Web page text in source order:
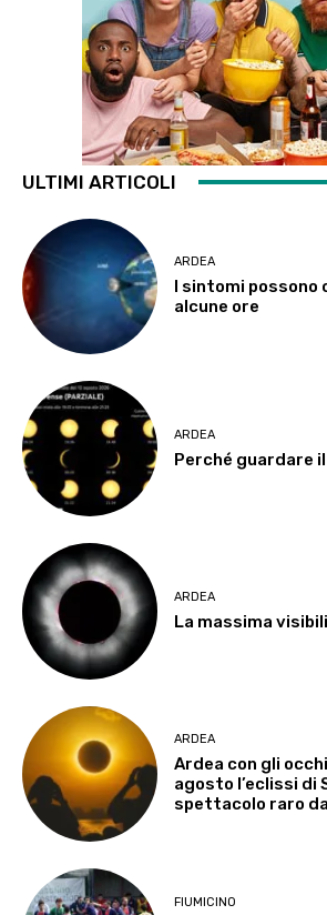
ULTIMI ARTICOLI
ARDEA
I sintomi possono
alcune ore
ARDEA
Perché guardare
ARDEA
La massima
ARDEA
Ardea con gli
agosto l’eclissi di
spettacolo raro
FIUMICINO